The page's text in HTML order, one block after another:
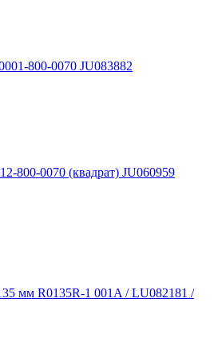
800-0070 JU083882
800-0070 (квадрат) JU060959
мм R0135R-1 001A / LU082181 /